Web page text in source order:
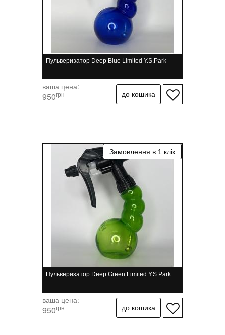
Пульверизатор Deep Blue Limited Y.S.Park
ваша цена:
950грн
Пульверизатор Deep Green Limited Y.S.Park
ваша цена:
950грн